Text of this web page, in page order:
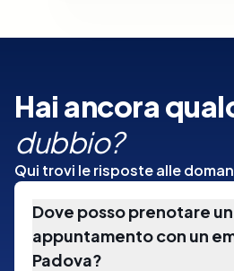
Hai ancora
dubbio?
Qui trovi le risposte alle
Dove posso prenotare un
appuntamento con un
Padova?